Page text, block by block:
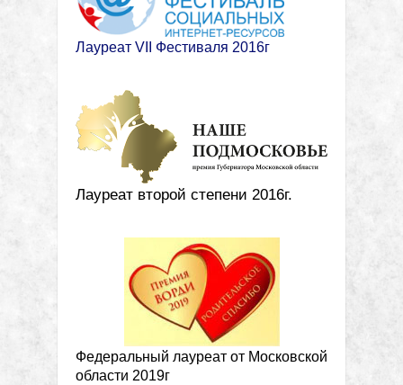
Лауреат VII Фестиваля 2016г
Лауреат второй степени 2016г.
Федеральный лауреат от Московской
области 2019г